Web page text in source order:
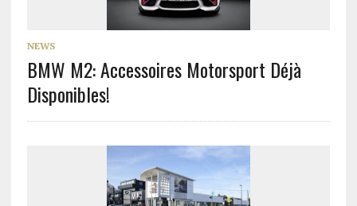
NEWS
BMW M2: Accessoires Motorsport Déjà
Disponibles!